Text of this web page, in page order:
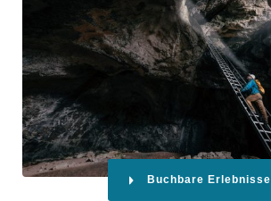
Buchbare Erlebnisse